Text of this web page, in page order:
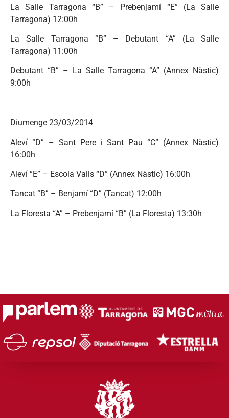
La Salle Tarragona “B” – Prebenjamí “E” (La Salle
Tarragona) 12:00h
La Salle Tarragona “B” – Debutant “A” (La Salle
Tarragona) 11:00h
Debutant “B” – La Salle Tarragona “A” (Annex Nàstic)
9:00h
Diumenge 23/03/2014
Aleví “D” – Sant Pere i Sant Pau “C” (Annex Nàstic)
16:00h
Aleví “E” – Escola Valls “D” (Annex Nàstic) 16:00h
Tancat “B” – Benjamí “D” (Tancat) 12:00h
La Floresta “A” – Prebenjamí “B” (La Floresta) 13:30h